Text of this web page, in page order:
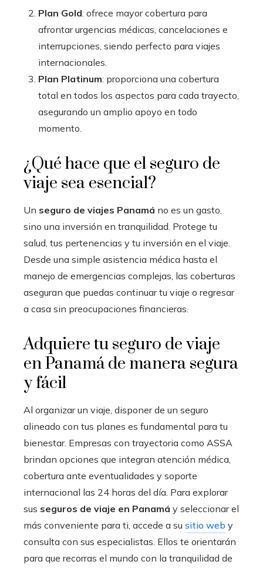
Plan Gold: ofrece mayor cobertura para
afrontar urgencias médicas, cancelaciones e
interrupciones, siendo perfecto para viajes
internacionales.
Plan Platinum: proporciona una cobertura
total en todos los aspectos para cada trayecto,
asegurando un amplio apoyo en todo
momento.
¿Qué hace que el seguro de
viaje sea esencial?
Un seguro de viajes Panamá no es un gasto,
sino una inversión en tranquilidad. Protege tu
salud, tus pertenencias y tu inversión en el viaje.
Desde una simple asistencia médica hasta el
manejo de emergencias complejas, las coberturas
aseguran que puedas continuar tu viaje o regresar
a casa sin preocupaciones financieras.
Adquiere tu seguro de viaje
en Panamá de manera segura
y fácil
Al organizar un viaje, disponer de un seguro
alineado con tus planes es fundamental para tu
bienestar. Empresas con trayectoria como ASSA
brindan opciones que integran atención médica,
cobertura ante eventualidades y soporte
internacional las 24 horas del día. Para explorar
sus seguros de viaje en Panamá y seleccionar el
más conveniente para ti, accede a su sitio web y
consulta con sus especialistas. Ellos te orientarán
para que recorras el mundo con la tranquilidad de